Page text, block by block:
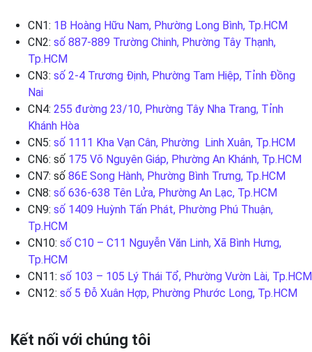
CN1: 1B Hoàng Hữu Nam, Phường Long Bình, Tp.HCM
CN2: số 887-889 Trường Chinh, Phường Tây Thạnh,
Tp.HCM
CN3: số 2-4 Trương Định, Phường Tam Hiệp, Tỉnh Đồng
Nai
CN4: 255 đường 23/10, Phường Tây Nha Trang, Tỉnh
Khánh Hòa
CN5: số 1111 Kha Vạn Cân, Phường Linh Xuân, Tp.HCM
CN6: số 175 Võ Nguyên Giáp, Phường An Khánh, Tp.HCM
CN7: số 86E Song Hành, Phường Bình Trưng, Tp.HCM
CN8: số 636-638 Tên Lửa, Phường An Lạc, Tp.HCM
CN9: số 1409 Huỳnh Tấn Phát, Phường Phú Thuận,
Tp.HCM
CN10: số C10 – C11 Nguyễn Văn Linh, Xã Bình Hưng,
Tp.HCM
CN11: số 103 – 105 Lý Thái Tổ, Phường Vườn Lài, Tp.HCM
CN12: số 5 Đỗ Xuân Hợp, Phường Phước Long, Tp.HCM
Kết nối với chúng tôi